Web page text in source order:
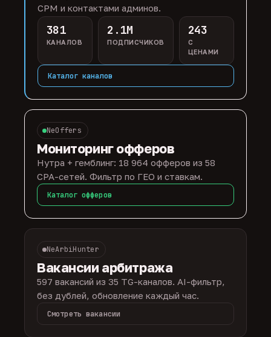
CPM и контактами админов.
381
КАНАЛОВ
2.1M
ПОДПИСЧИКОВ
243
С
ЦЕНАМИ
Каталог каналов
NeOffers
Мониторинг офферов
Нутра + гемблинг: 18 964 офферов из 58
CPA-сетей. Фильтр по ГЕО и ставкам.
Каталог офферов
NeArbiHunter
Вакансии арбитража
597 вакансий из 35 TG-каналов. AI-фильтр,
без дублей, обновление каждый час.
Смотреть вакансии